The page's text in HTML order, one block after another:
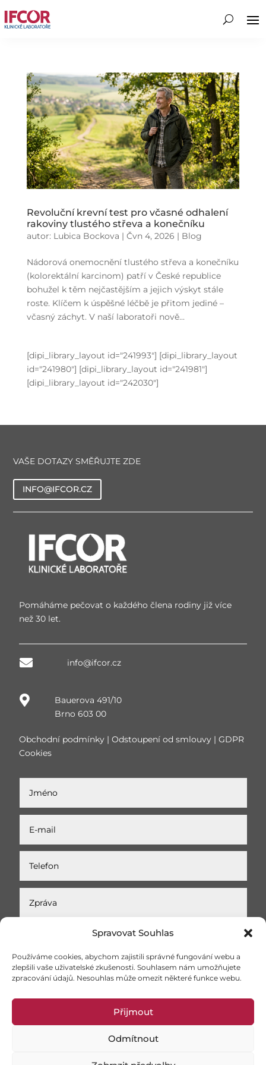
Spravovat Souhlas
Používáme cookies, abychom zajistili správné fungování webu a
zlepšili vaše uživatelské zkušenosti. Souhlasem nám umožňujete
zpracování údajů. Nesouhlas může omezit některé funkce webu.
Přijmout
Odmítnout
Revoluční krevní test pro včasné odhalení
rakoviny tlustého střeva a konečníku
autor: Lubica Bockova | Čvn 4, 2026 | Blog
Nádorová onemocnění tlustého střeva a konečníku
(kolorektální karcinom) patří v České republice
bohužel k těm nejčastějším a jejich výskyt stále
roste. Klíčem k úspěšné léčbě je přitom jediné –
včasný záchyt. V naší laboratoři nově...
[dipi_library_layout id="241993"] [dipi_library_layout
id="241980"] [dipi_library_layout id="241981"]
[dipi_library_layout id="242030"]
VAŠE DOTAZY SMĚŘUJTE ZDE
INFO@IFCOR.CZ
Pomáháme pečovat o každého člena rodiny již více
než 30 let.
 info@ifcor.cz

Bauerova 491/10
Brno 603 00
Obchodní podmínky |Odstoupení od smlouvy |GDPR
Cookies